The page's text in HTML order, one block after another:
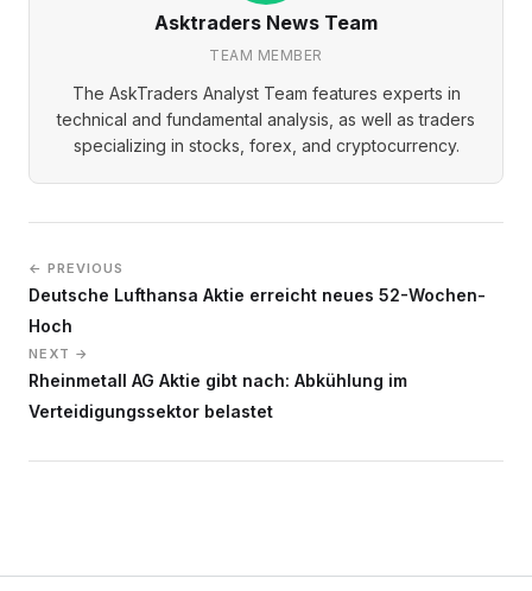
Asktraders News Team
TEAM MEMBER
The AskTraders Analyst Team features experts in
technical and fundamental analysis, as well as traders
specializing in stocks, forex, and cryptocurrency.
← PREVIOUS
Deutsche Lufthansa Aktie erreicht neues 52-Wochen-
Hoch
NEXT →
Rheinmetall AG Aktie gibt nach: Abkühlung im
Verteidigungssektor belastet